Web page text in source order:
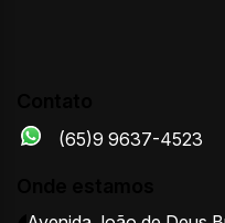
(65)9 9637-4523